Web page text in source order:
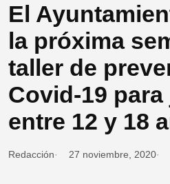
El
la próxima
taller de
Covid-19
entre 12 y 18
Redacción 27 noviembre, 2020